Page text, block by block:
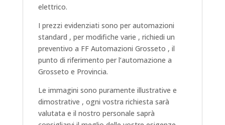
elettrico.
I prezzi evidenziati sono per automazioni
standard , per modifiche varie , richiedi un
preventivo a FF Automazioni Grosseto , il
punto di riferimento per l’automazione a
Grosseto e Provincia.
Le immagini sono puramente illustrative e
dimostrative , ogni vostra richiesta sarà
valutata e il nostro personale saprà